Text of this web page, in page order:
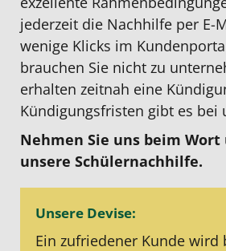
jederzeit die Nachhilfe per E-
wenige Klicks im
brauchen Sie nicht zu
erhalten zeitnah eine
Kündigungsfristen gibt es bei
Nehmen Sie uns beim Wort
unsere Schülernachhilfe.
Unsere Devise:
Ein zufriedener Kunde wird